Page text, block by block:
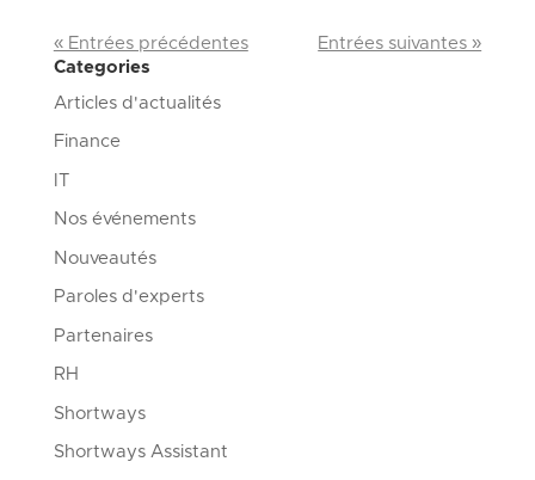
« Entrées précédentes
Entrées suivantes »
Categories
Articles d'actualités
Finance
Nos événements
Nouveautés
Paroles d'experts
Partenaires
RH
Shortways
Shortways Assistant